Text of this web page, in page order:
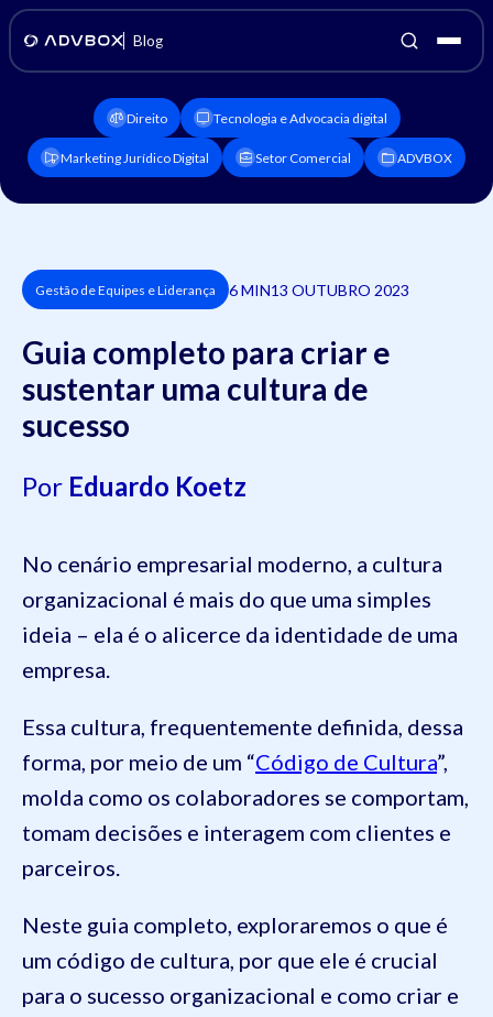
Blog
Direito Tecnologia e Advocacia digital
Marketing Jurídico Digital Setor Comercial ADVBOX
Gestão de Equipes e Liderança 6 MIN13 OUTUBRO 2023
Guia completo para criar e
sustentar uma cultura de
sucesso
Por Eduardo Koetz
No cenário empresarial moderno, a cultura
organizacional é mais do que uma simples
ideia – ela é o alicerce da identidade de uma
empresa.
Essa cultura, frequentemente definida, dessa
forma, por meio de um “Código de Cultura”,
molda como os colaboradores se comportam,
tomam decisões e interagem com clientes e
parceiros.
Neste guia completo, exploraremos o que é
um código de cultura, por que ele é crucial
para o sucesso organizacional e como criar e